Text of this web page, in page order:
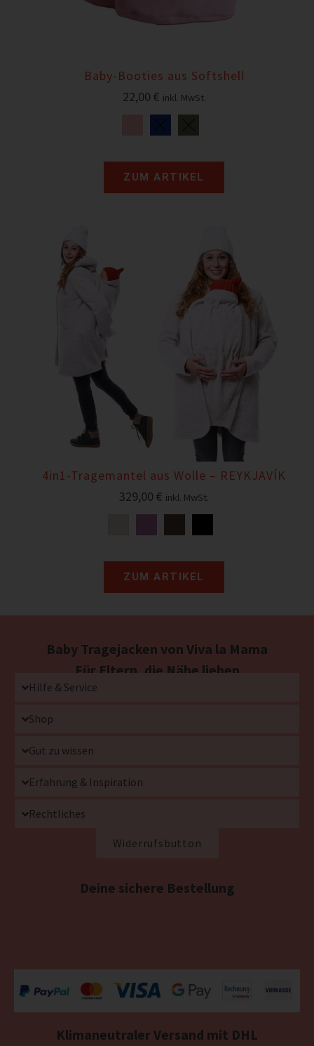
Baby-Booties aus Softshell
22,00 € inkl. MwSt.
ZUM ARTIKEL
4in1-Tragemantel aus Wolle – REYKJAVÍK
329,00 € inkl. MwSt.
ZUM ARTIKEL
Baby Tragejacken von Viva la Mama
Für Eltern, die Nähe lieben
Hilfe & Service
Shop
Gut zu wissen
Erfahrung & Inspiration
Rechtliches
Widerrufsbutton
Deine sichere Bestellung
Klimaneutraler Versand mit DHL